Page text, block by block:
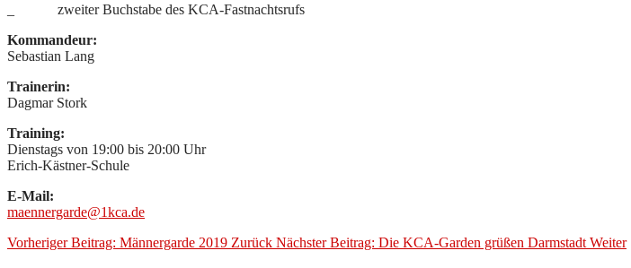
_ zweiter Buchstabe des KCA-Fastnachtsrufs
Kommandeur:
Sebastian Lang
Trainerin:
Dagmar Stork
Training:
Dienstags von 19:00 bis 20:00 Uhr
Erich-Kästner-Schule
E-Mail:
maennergarde@1kca.de
Vorheriger Beitrag: Männergarde 2019 Zurück Nächster Beitrag: Die KCA-Garden grüßen Darmstadt Weiter